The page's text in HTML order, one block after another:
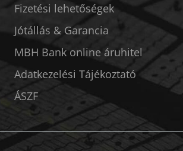
Fizetési lehetőségek
Jótállás & Garancia
MBH Bank online áruhitel
Adatkezelési Tájékoztató
ÁSZF